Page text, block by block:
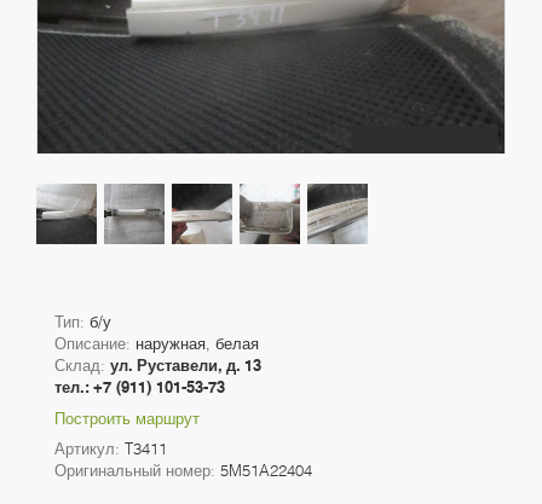
Тип: б/у
Описание: наружная, белая
Склад: ул. Руставели, д. 13
тел.: +7 (911) 101-53-73
Построить маршрут
Артикул: T3411
Оригинальный номер: 5M51A22404